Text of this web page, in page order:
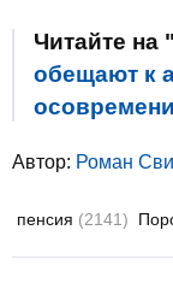
Читайте на
обещают к
Автор: Роман
пенсия (2141)